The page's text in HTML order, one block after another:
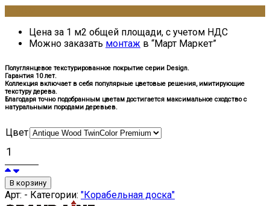
Цена за 1 м2 общей площади, с учетом НДС
Можно заказать монтаж в “Март Маркет”
Полуглянцевое текстурированное покрытие серии Design.
Гарантия 10 лет.
Коллекция включает в себя популярные цветовые решения, имитирующие
текстуру дерева.
Благодаря точно подобранным цветам достигается максимальное сходство с
натуральными породами деревьев.
Цвет
В корзину
Арт: - Категории: "Корабельная доска"